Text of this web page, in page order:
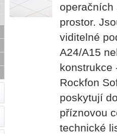
operačních
prostor.
viditelné
A24/A15
konstrukce
Rockfon
poskytují
příznovou
technické